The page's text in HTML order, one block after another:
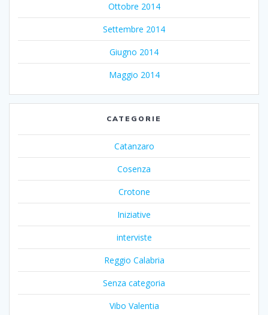
Ottobre 2014
Settembre 2014
Giugno 2014
Maggio 2014
CATEGORIE
Catanzaro
Cosenza
Crotone
Iniziative
interviste
Reggio Calabria
Senza categoria
Vibo Valentia